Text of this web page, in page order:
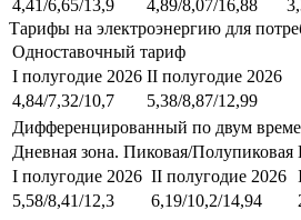
4,41/6,65/13,9
4,89/8,07/16,88
Тарифы на электроэнергию для
Одноставочный тариф
I полугодие 2026 II полугодие 2026
4,84/7,32/10,7
5,38/8,87/12,99
Дифференцированный по двум
Дневная зона. Пиковая/Полупиковая
I полугодие 2026 II полугодие 2026
5,58/8,41/12,3
6,19/10,2/14,94